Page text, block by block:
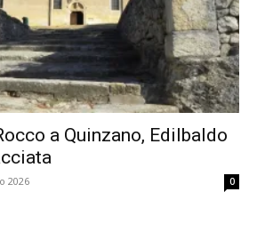
a Quinzano, Edilbaldo
2026 0